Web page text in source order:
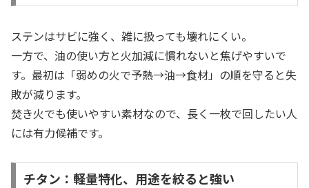
ステンはサビに強く、雑に扱っても壊れにくい。
一方で、油の使い方と火加減に慣れないと焦げやすいで
す。最初は「弱めの火で予熱→油→食材」の順を守ると失
敗が減ります。
焚き火でも使いやすい素材なので、長く一枚で回したい人
には有力候補です。
チタン：軽量特化、用途を絞ると強い